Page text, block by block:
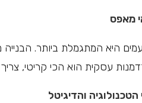
מאפס
היא המתגמלת ביותר.
עסקית הוא הכי קריטי,
והדיגיטל